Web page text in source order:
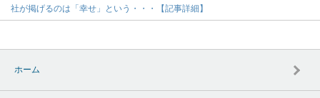
社が掲げるのは「幸せ」という・・・【記事詳細】
ホーム